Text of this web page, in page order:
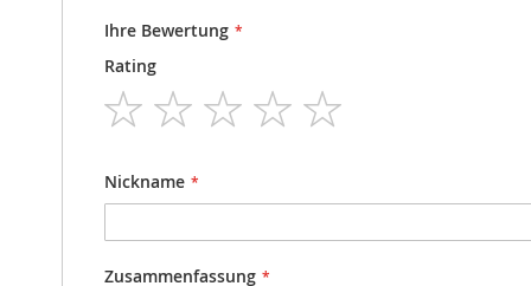
Ihre Bewertung
Rating
1
star
2
stars
3
stars
4
stars
Nickname
Zusammenfassung